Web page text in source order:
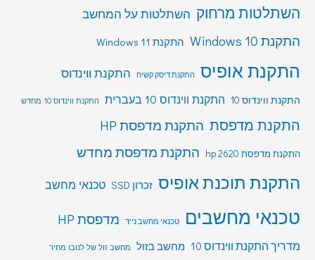
השתלטות מרחוק השתלטות על המחשב
התקנת Windows 10 התקנת Windows 11
התקנת אופיס התקנת דיסק קשיח התקנת ווינדוס
התקנת ווינדוס 10 התקנת ווינדוס 10 בעברית התקנת ווינדוס 10 מחדש
התקנת מדפסת התקנת מדפסת HP
התקנת מדפסת hp 2620 התקנת מדפסת מחדש
התקנת תוכנת אופיס זכרון SSD טכנאי מחשב
טכנאי מחשבים טכנאי מחשב נייד מדפסת HP
מדריך התקנת ווינדוס 10 מחשב בזול מחשב זול של לנובו מחיר